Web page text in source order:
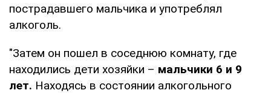
пострадавшего мальчика и употреблял
алкоголь.
"Затем он пошел в соседнюю комнату, где
находились дети хозяйки – мальчики 6 и 9
лет. Находясь в состоянии алкогольного